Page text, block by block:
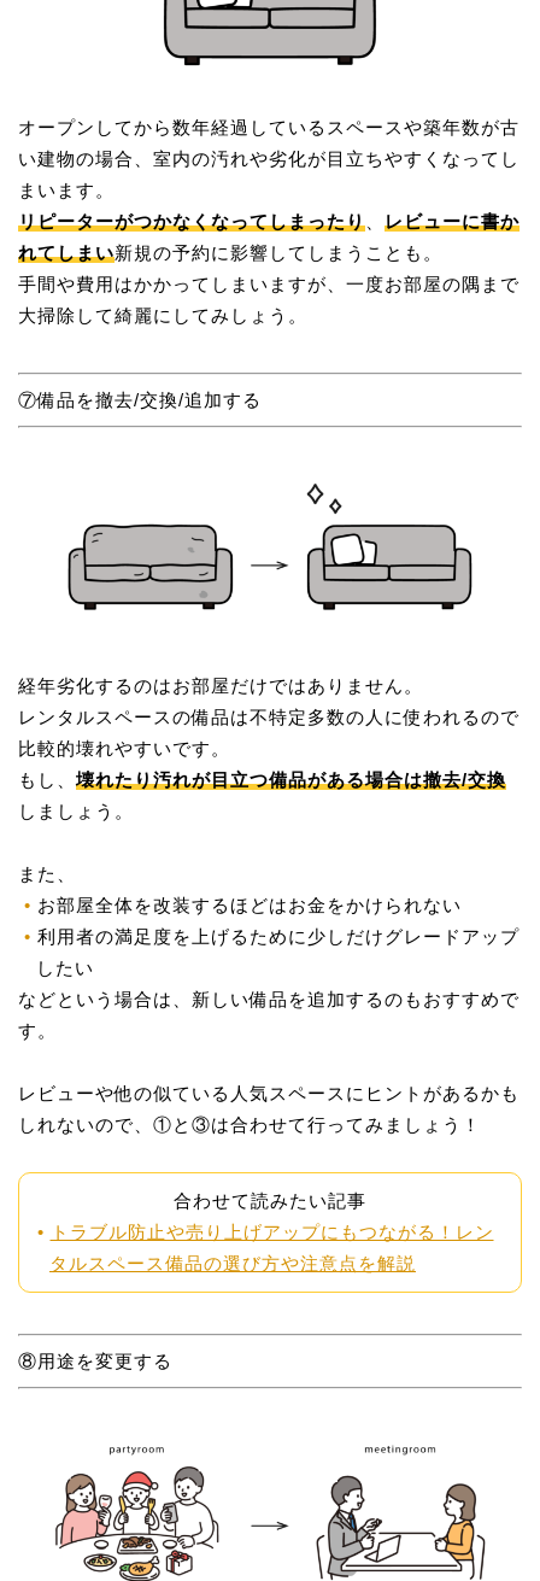
オープンしてから数年経過しているスペースや築年数が古
い建物の場合、室内の汚れや劣化が目立ちやすくなってし
まいます。
リピーターがつかなくなってしまったり
レビューに書か
れてしまい新規の予約に影響してしまうことも。
手間や費用はかかってしまいますが、一度お部屋の隅まで
大掃除して綺麗にしてみしょう。
⑦備品を撤去/交換/追加する
経年劣化するのはお部屋だけではありません。
レンタルスペースの備品は不特定多数の人に使われるので
比較的壊れやすいです。
もし、壊れたり汚れが目立つ備品がある場合は撤去/交換
しましょう。
また、
お部屋全体を改装するほどはお金をかけられない
利用者の満足度を上げるために少しだけグレードアップ
したい
などという場合は、新しい備品を追加するのもおすすめで
す。
レビューや他の似ている人気スペースにヒントがあるかも
しれないので、①と③は合わせて行ってみましょう！
合わせて読みたい記事
トラブル防止や売り上げアップにもつながる！レン
タルスペース備品の選び方や注意点を解説
⑧用途を変更する